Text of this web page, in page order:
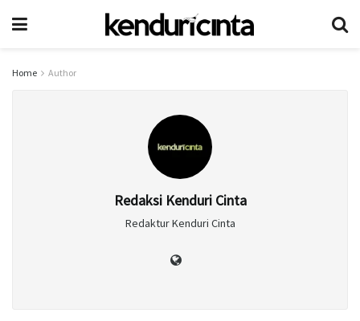
Home Author
Redaksi Kenduri Cinta
Redaktur Kenduri Cinta